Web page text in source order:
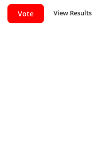
Vote View Results